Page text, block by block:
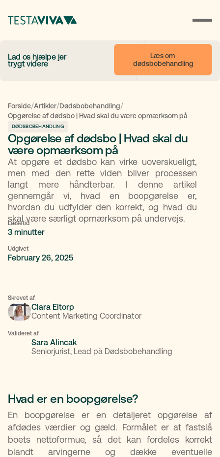
Lad os hjælpe jer
trygt videre
Læs om
dødsbobehandling
Forside/Artikler/Dødsbobehandling/
Opgørelse af dødsbo | Hvad skal du være opmærksom på
DØDSBOBEHANDLING
Opgørelse af dødsbo | Hvad skal du
være opmærksom på
At opgøre et dødsbo kan virke uoverskueligt,
men med den rette viden bliver processen
langt mere håndterbar. I denne artikel
gennemgår vi, hvad en boopgørelse er,
hvordan du udfylder den korrekt, og hvad du
skal være særligt opmærksom på undervejs.
Læsetid
3 minutter
Udgivet
February 26, 2025
Skrevet af
Clara Eltorp
Content Marketing Coordinator
Valideret af
Sara Alincak
Seniorjurist, Lead på Dødsbobehandling
Hvad er en boopgørelse?
En boopgørelse er en detaljeret opgørelse af
afdødes værdier og gæld. Formålet er at fastslå
boets nettoformue, så det kan fordeles korrekt
blandt arvingerne og dække eventuelle